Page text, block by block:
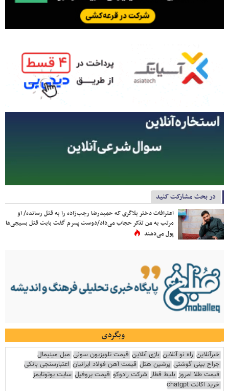
در بحث مشارکت کنید
اعترافات دختر بلاگری که حمیدرضا رجب‌زاده را به قتل رسانده/ او
مرتب به من تذکر حجاب می‌داد/دوست پسرم گفت بابت قتل بسیجی‌ها
پول می‌دهند
وبگردی
خبرآنلاین راه نو آنلاین بازی آنلاین قیمت تلویزیون سونی مبل مینیمال
جراح بینی گوشتی پرشین هتل قیمت آهن فولاد ایرانیان اعتبارسنجی بانکی
قیمت طلا امروز بلیط قطار شرکت رادوکو قیمت پروفیل سایت یوتوتایمز
خرید اکانت chatgpt